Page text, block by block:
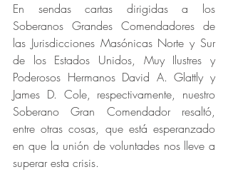
En sendas cartas dirigidas a los
Soberanos Grandes Comendadores de
las Jurisdicciones Masónicas Norte y Sur
de los Estados Unidos, Muy Ilustres y
Poderosos Hermanos David A. Glattly y
James D. Cole, respectivamente, nuestro
Soberano Gran Comendador resaltó,
entre otras cosas, que está esperanzado
en que la unión de voluntades nos lleve a
superar esta crisis.